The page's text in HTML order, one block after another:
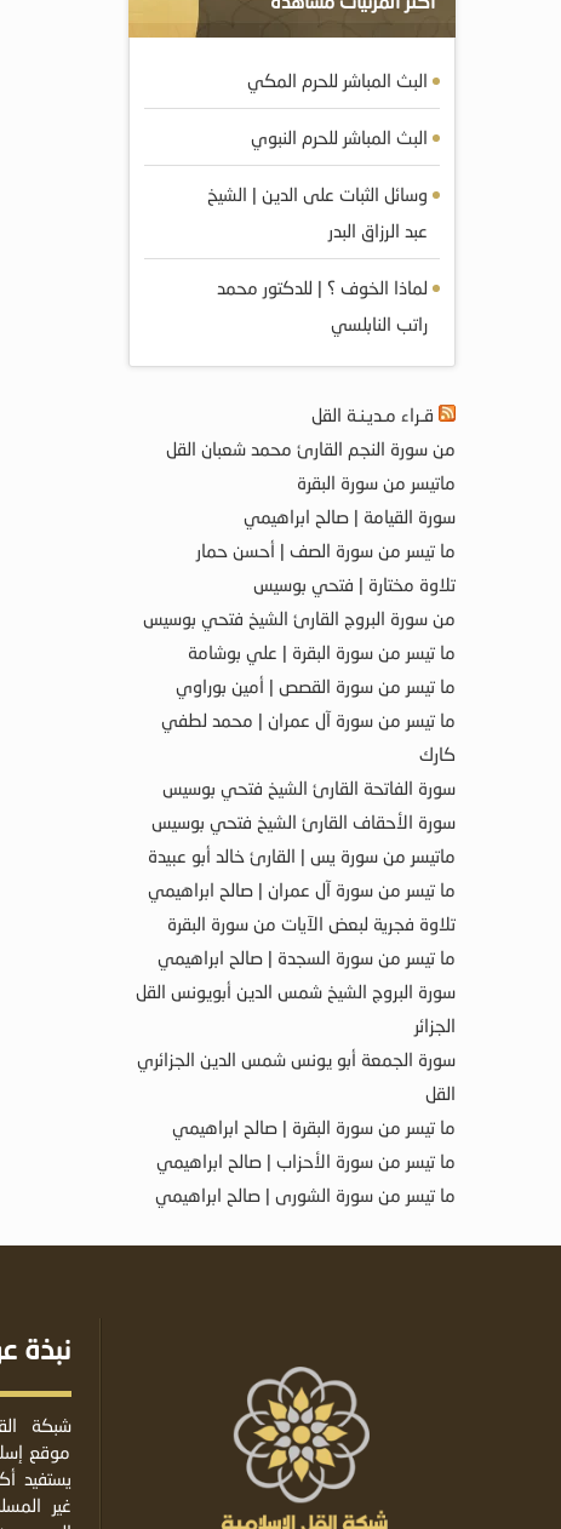
البث المباشر للحرم المكي
البث المباشر للحرم النبوي
وسائل الثبات على الدين | الشيخ
عبد الرزاق البدر
لماذا الخوف ؟ | للدكتور محمد
راتب النابلسي
قـراء مـديـنـة القل
من سورة النجم القارئ محمد شعبان القل
ماتيسر من سورة البقرة
سورة القيامة | صالح ابراهيمي
ما تيسر من سورة الصف | أحسن حمار
تلاوة مختارة | فتحي بوسيس
من سورة البروج القارئ الشيخ فتحي بوسيس
ما تيسر من سورة البقرة | علي بوشامة
ما تيسر من سورة القصص | أمين بوراوي
ما تيسر من سورة آل عمران | محمد لطفي
كارك
سورة الفاتحة القارئ الشيخ فتحي بوسيس
سورة الأحقاف القارئ الشيخ فتحي بوسيس
ماتيسر من سورة يس | القارئ خالد أبو عبيدة
ما تيسر من سورة آل عمران | صالح ابراهيمي
تلاوة فجرية لبعض الآيات من سورة البقرة
ما تيسر من سورة السجدة | صالح ابراهيمي
سورة البروج الشيخ شمس الدين أبويونس القل
الجزائر
سورة الجمعة أبو يونس شمس الدين الجزائري
القل
ما تيسر من سورة البقرة | صالح ابراهيمي
ما تيسر من سورة الأحزاب | صالح ابراهيمي
ما تيسر من سورة الشورى | صالح ابراهيمي
نبذة
شبكة
موقع
يستفيد
غير